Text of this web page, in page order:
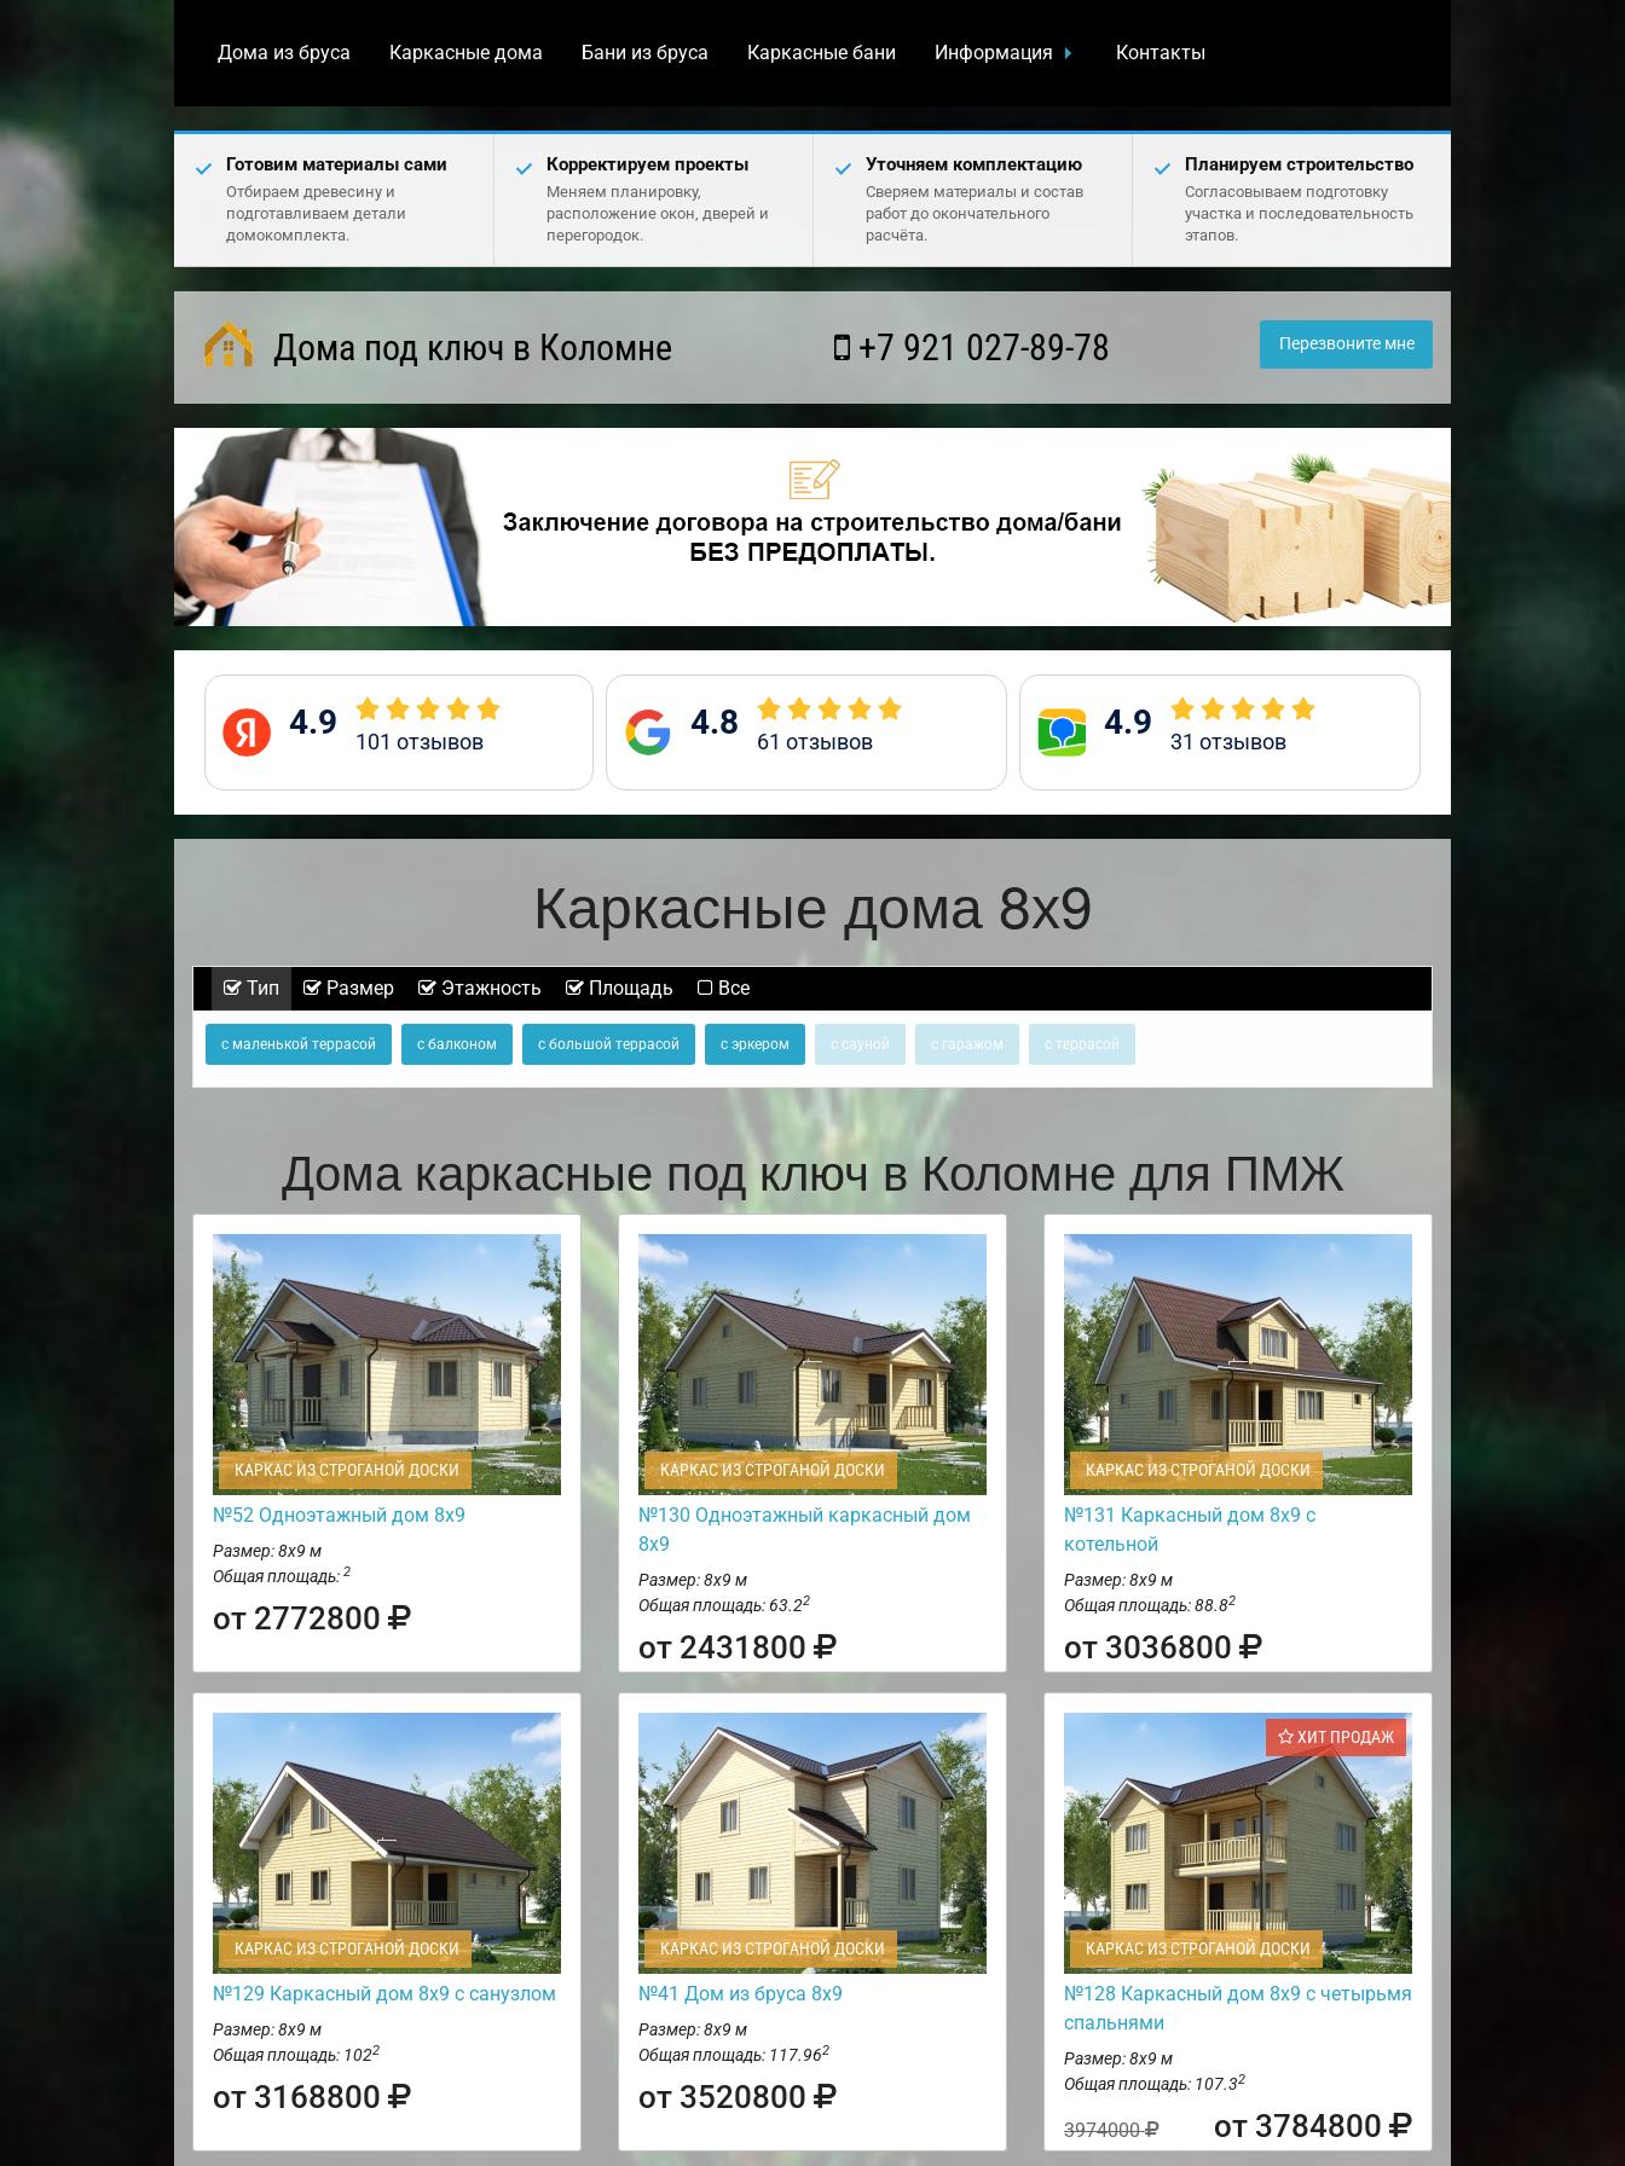
Дома из бруса Каркасные дома Бани из бруса Каркасные бани Информация Контакты
Готовим материалы сами
Отбираем древесину и
подготавливаем детали
домокомплекта.
Корректируем проекты
Меняем планировку,
расположение окон, дверей и
перегородок.
Уточняем комплектацию
Сверяем материалы и состав
работ до окончательного
расчёта.
Планируем строительство
Согласовываем подготовку
участка и последовательность
этапов.
Дома под ключ в Коломне +7 921 027-89-78 Перезвоните мне
4.9 101 отзывов 4.8 61 отзывов 4.9 31 отзывов
Каркасные дома 8х9
Тип Размер Этажность Площадь Все
с маленькой террасой с балконом с большой террасой с эркером с сауной с гаражом с террасой
Дома каркасные под ключ в Коломне для ПМЖ
КАРКАС ИЗ СТРОГАНОЙ ДОСКИ
№52 Одноэтажный дом 8х9
Размер: 8х9 м
Общая площадь: 2
от 2772800
КАРКАС ИЗ СТРОГАНОЙ ДОСКИ
№130 Одноэтажный каркасный дом
8х9
Размер: 8х9 м
Общая площадь: 63.22
от 2431800
КАРКАС ИЗ СТРОГАНОЙ ДОСКИ
№131 Каркасный дом 8х9 с
котельной
Размер: 8х9 м
Общая площадь: 88.82
от 3036800
КАРКАС ИЗ СТРОГАНОЙ ДОСКИ
№129 Каркасный дом 8х9 с санузлом
Размер: 8х9 м
Общая площадь: 1022
от 3168800
КАРКАС ИЗ СТРОГАНОЙ ДОСКИ
№41 Дом из бруса 8х9
Размер: 8х9 м
Общая площадь: 117.962
от 3520800
ХИТ ПРОДАЖ
КАРКАС ИЗ СТРОГАНОЙ ДОСКИ
№128 Каркасный дом 8х9 с четырьмя
спальнями
Размер: 8х9 м
Общая площадь: 107.32
3974000 от 3784800